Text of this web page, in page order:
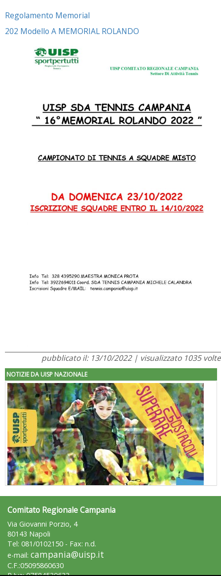
Regolamento Memorial
202 Modello A MEMORIAL ROLANDO
pubblicato il: 13/10/2022 | visualizzato 1035 volte
NOTIZIE DA UISP NAZIONALE
"Superare gli ostacoli": la relazione di Tiziano Pesce al CN Uisp
Comitato Regionale Campania
Via Giovanni Porzio, 4
80143 Napoli
Tel: 081/0102150 - Fax: n.d.
e-mail: campania@uisp.it
C.F.:05095860630